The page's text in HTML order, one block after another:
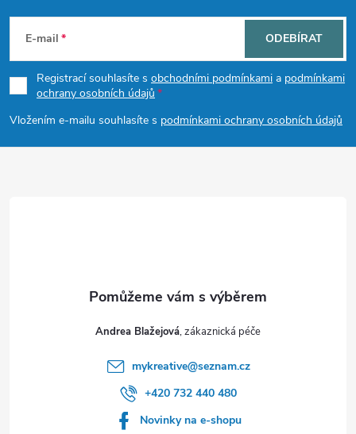
p
a
t
E-mail
Registrací souhlasíte s obchodními podmínkami a podmínkami
ochrany osobních údajů
Vložením e-mailu souhlasíte s podmínkami ochrany osobních údajů
ODEBÍRAT
Andrea Blažejová
mykreative@seznam.cz
+420 732 440 480
Novinky na e-shopu